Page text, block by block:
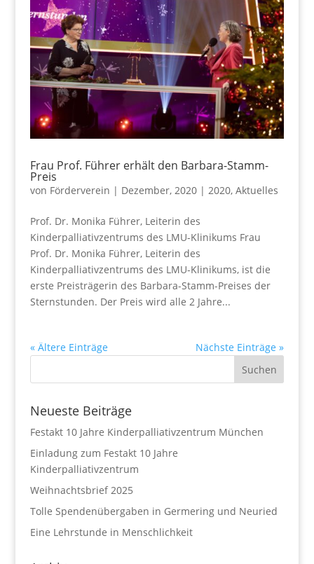
Frau Prof. Führer erhält den Barbara-Stamm-
Preis
von Förderverein | Dezember, 2020| 2020, Aktuelles
Prof. Dr. Monika Führer, Leiterin des
Kinderpalliativzentrums des LMU-Klinikums Frau
Prof. Dr. Monika Führer, Leiterin des
Kinderpalliativzentrums des LMU-Klinikums, ist die
erste Preisträgerin des Barbara-Stamm-Preises der
Sternstunden. Der Preis wird alle 2 Jahre...
« Ältere Einträge Nächste Einträge »
Neueste Beiträge
Festakt 10 Jahre Kinderpalliativzentrum München
Einladung zum Festakt 10 Jahre
Kinderpalliativzentrum
Weihnachtsbrief 2025
Tolle Spendenübergaben in Germering und Neuried
Eine Lehrstunde in Menschlichkeit